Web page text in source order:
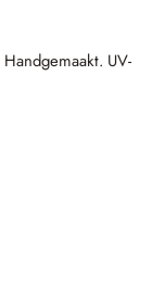
Handgemaakt. UV-